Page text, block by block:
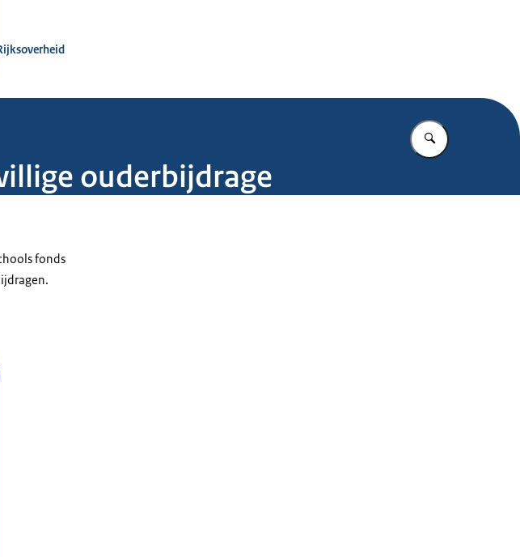
Vul in wat u
ouderbijdrage
fonds